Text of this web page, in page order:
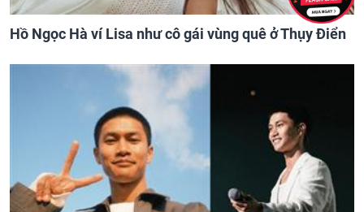
Hồ Ngọc Hà ví Lisa như cô gái vùng quê ở Thụy Điển